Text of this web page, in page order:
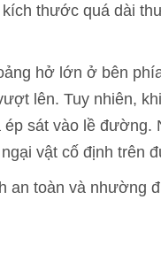
thước quá dài
hở lớn ở bên
lên. Tuy nhiên,
sát vào lề
vật cố định trên
an toàn và nhường